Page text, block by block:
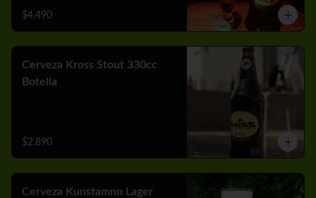
$4.490
Cerveza Kross Stout 330cc
Botella
$2.890
Cerveza Kunstamnn Lager